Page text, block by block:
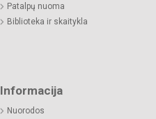
Patalpų nuoma
Biblioteka ir skaitykla
Informacija
Nuorodos